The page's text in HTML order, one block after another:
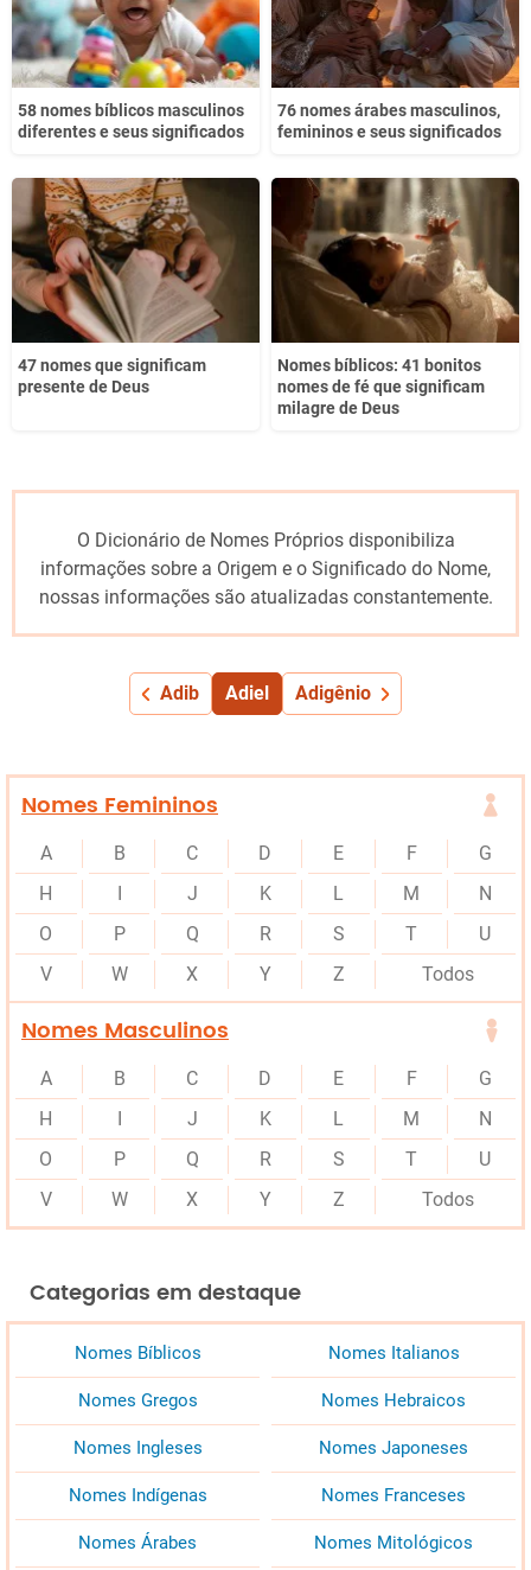
58 nomes bíblicos masculinos
diferentes e seus significados
76 nomes árabes masculinos,
femininos e seus significados
47 nomes que significam
presente de Deus
Nomes bíblicos: 41 bonitos
nomes de fé que significam
milagre de Deus
O Dicionário de Nomes Próprios disponibiliza
informações sobre a Origem e o Significado do Nome,
nossas informações são atualizadas constantemente.
Adib Adiel Adigênio
Nomes Femininos
A B C D E F
G
H
I J K L M
N
O
P Q R S T
U
V
W X Y Z Todos
Nomes Masculinos
A B C D E F
G
H
I J K L M
N
O
P Q R S T
U
V
W X Y Z Todos
Categorias em destaque
Nomes Bíblicos Nomes Italianos
Nomes Gregos Nomes Hebraicos
Nomes Ingleses Nomes Japoneses
Nomes Indígenas Nomes Franceses
Nomes Árabes Nomes Mitológicos